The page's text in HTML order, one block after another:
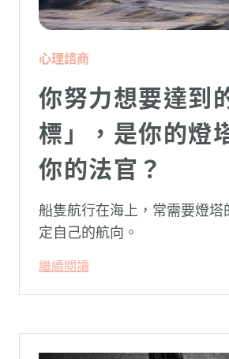
心理諮商
你努力想要達到
標」，是你的燈
你的法官？
船隻航行在海上，常需要燈塔
定自己的航向。
繼續閱讀